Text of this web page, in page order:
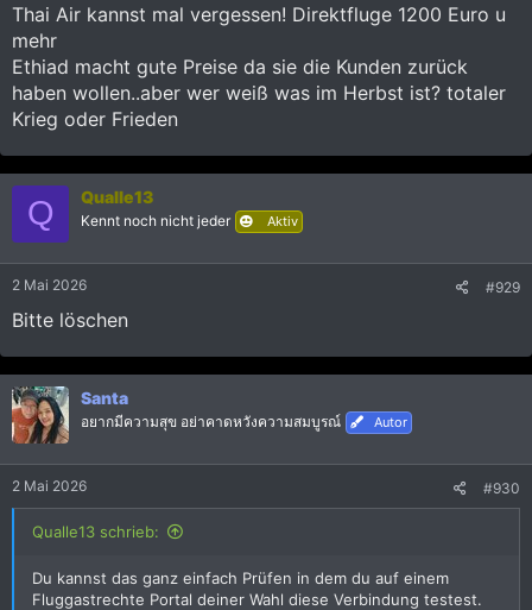
Thai Air kannst mal vergessen! Direktfluge 1200 Euro u
mehr
Ethiad macht gute Preise da sie die Kunden zurück
haben wollen..aber wer weiß was im Herbst ist? totaler
Krieg oder Frieden
Q Qualle13
Kennt noch nicht jeder Aktiv
2 Mai 2026 #929
Bitte löschen
Santa
อยากมีความสุข อย่าคาดหวังความสมบูรณ์ Autor
2 Mai 2026 #930
Qualle13 schrieb:
Du kannst das ganz einfach Prüfen in dem du auf einem
Fluggastrechte Portal deiner Wahl diese Verbindung testest.